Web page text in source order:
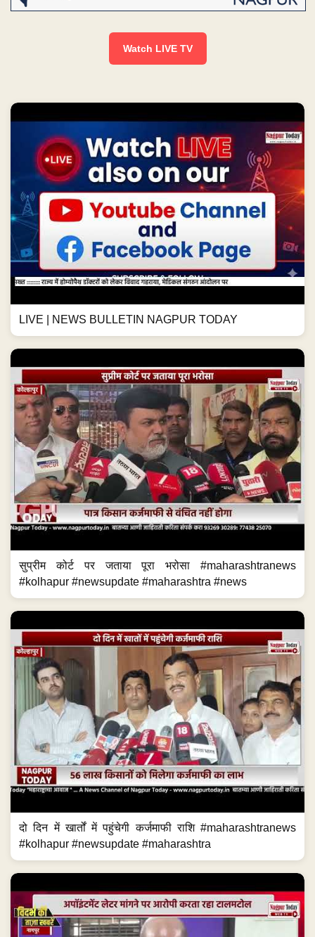
Watch LIVE TV
LIVE | NEWS BULLETIN NAGPUR TODAY
सुप्रीम कोर्ट पर जताया पूरा भरोसा #maharashtranews
#kolhapur #newsupdate #maharashtra #news
दो दिन में खार्तों में पहुंचेगी कर्जमाफी राशि #maharashtranews
#kolhapur #newsupdate #maharashtra